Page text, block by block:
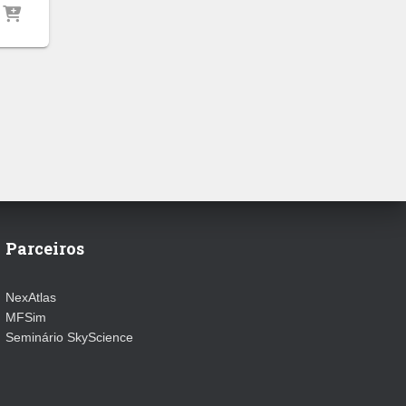
Parceiros
NexAtlas
MFSim
Seminário SkyScience